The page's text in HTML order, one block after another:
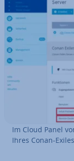
Im Cloud Panel
Ihres Conan-